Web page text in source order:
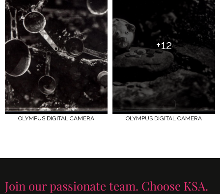
OLYMPUS DIGITAL CAMERA
+12
OLYMPUS DIGITAL CAMERA
Join our passionate team. Choose KSA.